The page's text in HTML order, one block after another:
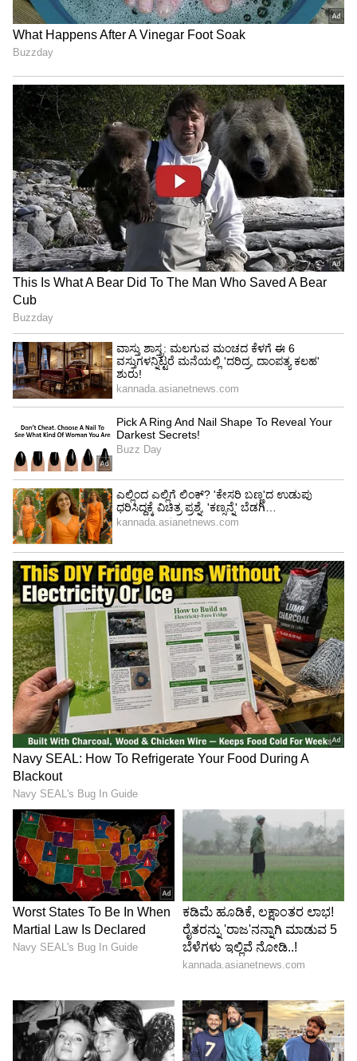
ಸಂಘಟನೆಯ ನಾಯಕರು ತಿಳಿಸಿದ್ದಾರೆ. ನಾಲ್ಕೂ ನಿಗಮಗಳ
ನೌಕರರು ಈ ಮುಷ್ಕರಕ್ಕೆ ಬೆಂಬಲ ನೀಡುತ್ತಿರುವುದರಿಂದ, ಮೇ
20ರಿಂದ ರಾಜ್ಯಾದ್ಯಂತ ಸಾರ್ವಜನಿಕ ಸಾರಿಗೆ ವ್ಯವಸ್ಥೆಯಲ್ಲಿ
ಭಾರಿ ವ್ಯತ್ಯಯ ಉಂಟಾಗುವ ಭೀತಿ ಎದುರಾಗಿದೆ.
ಸಾರ್ವಜನಿಕರಿಗೆ ತೊಂದರೆ ಸಾಧ್ಯತೆ:
ಒಂದೆಡೆ ಸರ್ಕಾರವು ಸಾರಿಗೆ ಸಂಸ್ಥೆಗಳು ನಷ್ಟದಲ್ಲಿವೆ ಎಂಬ
ಕಾರಣ ನೀಡಿ ಕಡಿಮೆ ವೇತನ ಹೆಚ್ಚಳ ಮಾಡಿದೆ. ಇನ್ನೊಂದೆಡೆ
ನೌಕರರು ತಮ್ಮ ಹಕ್ಕಿಗಾಗಿ ಹೋರಾಟಕ್ಕೆ ಸಜ್ಜಾಗಿದ್ದಾರೆ. ಈ
ಇಬ್ಬರ ನಡುವಿನ ಸಂಘರ್ಷದಲ್ಲಿ ಸಾಮಾನ್ಯ ಪ್ರಯಾಣಿಕರು
ಮತ್ತು ವಿದ್ಯಾರ್ಥಿಗಳು ಸಂಕಷ್ಟಕ್ಕೆ ಸಿಲುಕುವ ಸಾಧ್ಯತೆಯಿದೆ.
ಸರ್ಕಾರವು ಮೇ 20ರ ಒಳಗಾಗಿ ನೌಕರರ ಮನವೊಲಿಸಿ
ಮುಷ್ಕರ ತಡೆಯುತ್ತದೆಯೇ ಅಥವಾ ಬಸ್ ಸಂಚಾರ
ಸ್ತಬ್ಧವಾಗಲಿದೆಯೇ ಎಂಬುದನ್ನು ಕಾದು ನೋಡಬೇಕಿದೆ.